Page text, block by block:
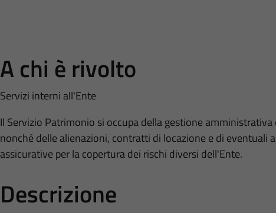
A chi è rivolto
Servizi interni all'Ente
Il Servizio Patrimonio si occupa della gestione
nonché delle alienazioni, contratti di locazione e di eventuali
assicurative per la copertura dei rischi diversi dell'Ente.
Descrizione